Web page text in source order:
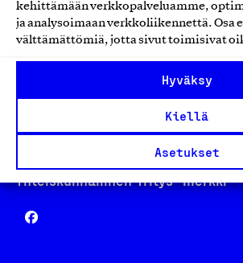
kehittämään verkkopalveluamme,
ja analysoimaan verkkoliikennettä. Osa
välttämättömiä, jotta sivut toimisivat
Hyväksy
Kiellä
Asetukset
Avainlippu
Design From Finland
Yhteiskunnallinen Yritys -merkki